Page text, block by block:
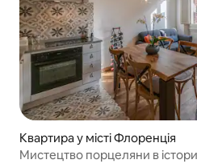
Квартира у місті Флоренція
Мистецтво порцеляни в